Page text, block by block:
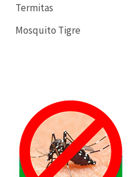
Termitas
Mosquito Tigre